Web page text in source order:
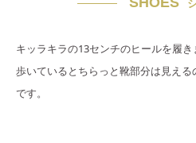
キッラキラの13センチのヒールを履
歩いているとちらっと靴部分は見え
です。